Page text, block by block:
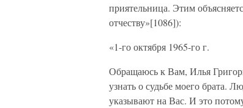
приятельница. Этим
отчеству»[1086]):
«1-го октября 1965-го г.
Обращаюсь к Вам, Илья
узнать о судьбе моего брата.
указывают на Вас. И это